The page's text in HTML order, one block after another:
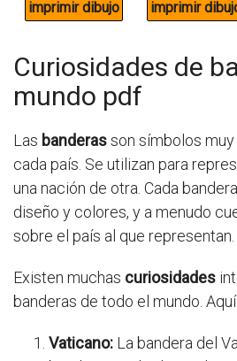
Curiosidades de
mundo pdf
Las banderasson símbolos
cada país. Se utilizan para
una nación de otra. Cada
diseño y colores, y a menudo
sobre el país al que representan.
Existen muchas curiosidades
banderas de todo el mundo.
Vaticano: La bandera del